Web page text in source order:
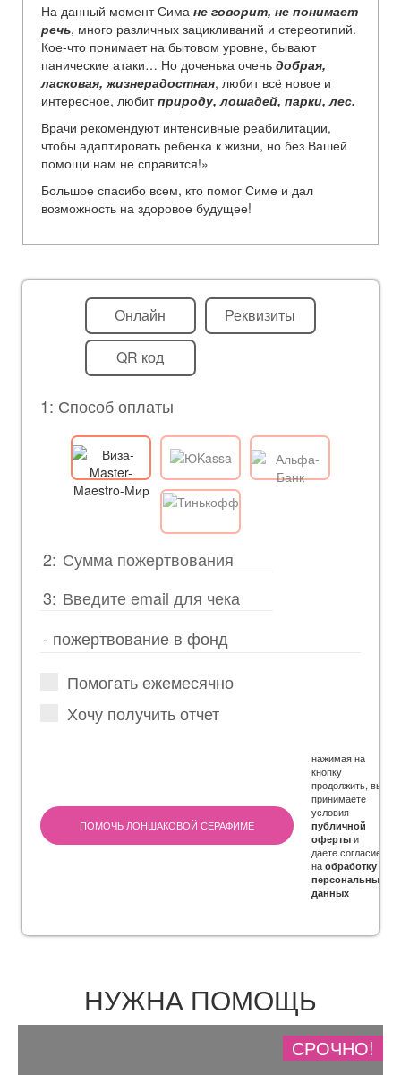
На данный момент Сима не говорит, не понимает
речь, много различных зацикливаний и стереотипий.
Кое-что понимает на бытовом уровне, бывают
панические атаки… Но доченька очень добрая,
ласковая, жизнерадостная, любит всё новое и
интересное, любитприроду, лошадей, парки, лес.
Врачи рекомендуют интенсивные реабилитации,
чтобы адаптировать ребенка к жизни, но без Вашей
помощи нам не справится!»
Большое спасибо всем, кто помог Симе и дал
возможность на здоровое будущее!
Онлайн Реквизиты
QR код
1: Способ оплаты
2:
3:
Помогать ежемесячно
Хочу получить отчет
ПОМОЧЬ ЛОНШАКОВОЙ СЕРАФИМЕ
нажимая на
кнопку
продолжить, вы
принимаете
условия
публичной
оферты и
даете согласие
на обработку
персональных
данных
НУЖНА ПОМОЩЬ
СРОЧНО!